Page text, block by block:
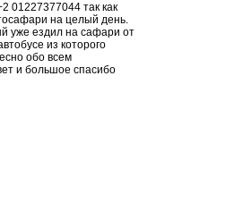
01227377044 так как
на целый день.
уже ездил на сафари от
из которого
обо всем
и большое спасибо